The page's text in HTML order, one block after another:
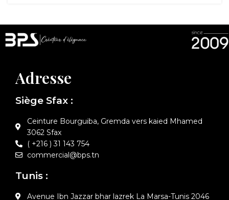
Adresse
Siège Sfax :
Ceinture Bourguiba, Gremda vers kaied Mhamed
3062 Sfax
( +216 ) 31 143 754
commercial@bps.tn
Tunis :
Avenue Ibn Jazzar bhar lazrek La Marsa-Tunis 2046